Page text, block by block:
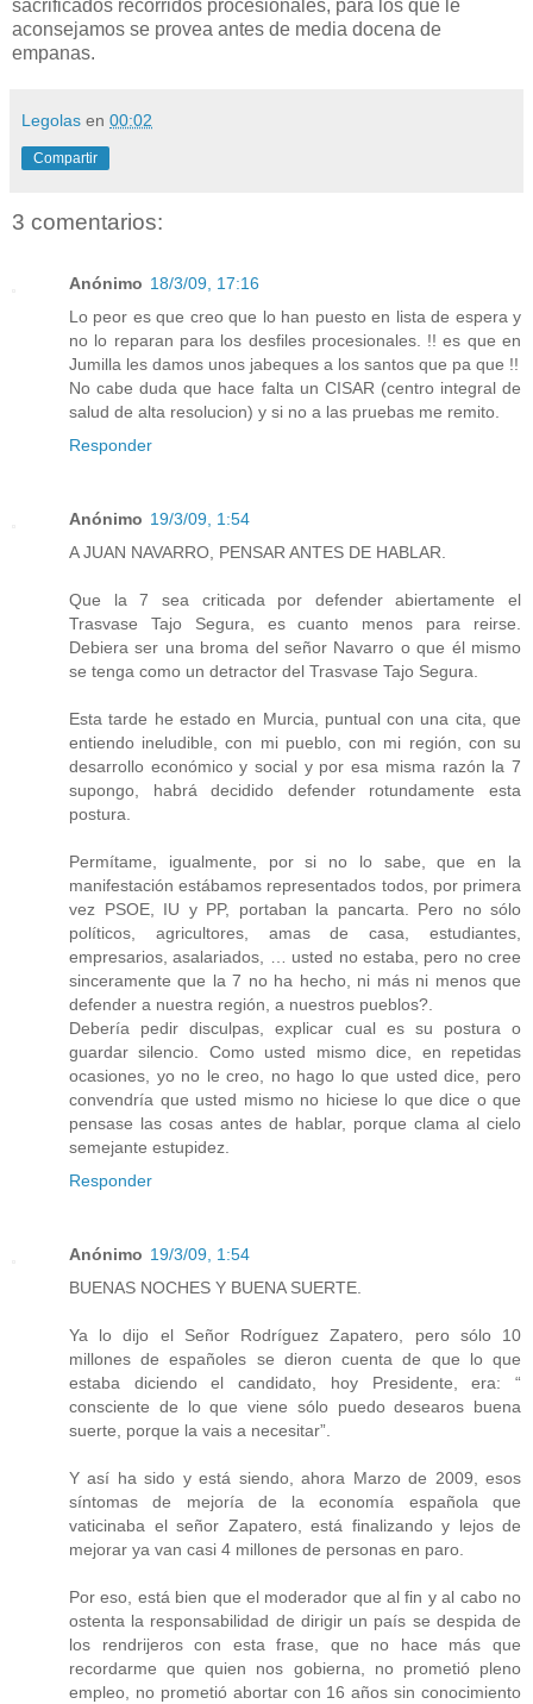
sacrificados recorridos procesionales, para los que le
aconsejamos se provea antes de media docena de
empanas.
Legolas en 00:02
Compartir
3 comentarios:
Anónimo 18/3/09, 17:16
Lo peor es que creo que lo han puesto en lista de espera y
no lo reparan para los desfiles procesionales. !! es que en
Jumilla les damos unos jabeques a los santos que pa que !!
No cabe duda que hace falta un CISAR (centro integral de
salud de alta resolucion) y si no a las pruebas me remito.
Responder
Anónimo 19/3/09, 1:54
A JUAN NAVARRO, PENSAR ANTES DE HABLAR.
Que la 7 sea criticada por defender abiertamente el
Trasvase Tajo Segura, es cuanto menos para reirse.
Debiera ser una broma del señor Navarro o que él mismo
se tenga como un detractor del Trasvase Tajo Segura.
Esta tarde he estado en Murcia, puntual con una cita, que
entiendo ineludible, con mi pueblo, con mi región, con su
desarrollo económico y social y por esa misma razón la 7
supongo, habrá decidido defender rotundamente esta
postura.
Permítame, igualmente, por si no lo sabe, que en la
manifestación estábamos representados todos, por primera
vez PSOE, IU y PP, portaban la pancarta. Pero no sólo
políticos, agricultores, amas de casa, estudiantes,
empresarios, asalariados, … usted no estaba, pero no cree
sinceramente que la 7 no ha hecho, ni más ni menos que
defender a nuestra región, a nuestros pueblos?.
Debería pedir disculpas, explicar cual es su postura o
guardar silencio. Como usted mismo dice, en repetidas
ocasiones, yo no le creo, no hago lo que usted dice, pero
convendría que usted mismo no hiciese lo que dice o que
pensase las cosas antes de hablar, porque clama al cielo
semejante estupidez.
Responder
Anónimo 19/3/09, 1:54
BUENAS NOCHES Y BUENA SUERTE.
Ya lo dijo el Señor Rodríguez Zapatero, pero sólo 10
millones de españoles se dieron cuenta de que lo que
estaba diciendo el candidato, hoy Presidente, era: “
consciente de lo que viene sólo puedo desearos buena
suerte, porque la vais a necesitar”.
Y así ha sido y está siendo, ahora Marzo de 2009, esos
síntomas de mejoría de la economía española que
vaticinaba el señor Zapatero, está finalizando y lejos de
mejorar ya van casi 4 millones de personas en paro.
Por eso, está bien que el moderador que al fin y al cabo no
ostenta la responsabilidad de dirigir un país se despida de
los rendrijeros con esta frase, que no hace más que
recordarme que quien nos gobierna, no prometió pleno
empleo, no prometió abortar con 16 años sin conocimiento